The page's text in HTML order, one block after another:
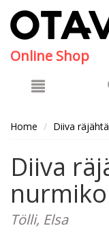
Online Shop
Home Diiva
Diiva
Tölli, Elsa